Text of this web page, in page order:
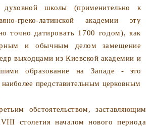
духовной школы (применительно к
гре­ко-латинской академии эту
точно дати­ровать 1700 годом), как
и обычным делом замещение
выходцами из Киев­ской академии и
образование на Запа­де - это
представительным цер­ковным
обстоятельством, заставляющим
столетия началом нового периода